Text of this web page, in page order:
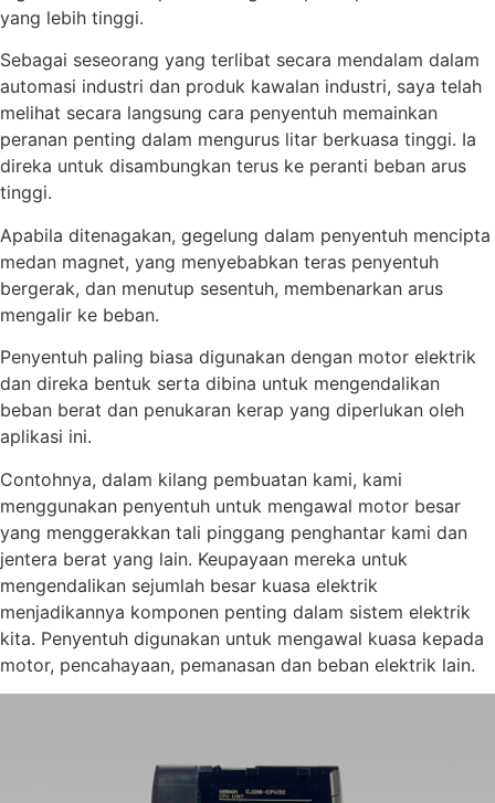
yang lebih tinggi.
Sebagai seseorang yang terlibat secara mendalam dalam
automasi industri dan produk kawalan industri, saya telah
melihat secara langsung cara penyentuh memainkan
peranan penting dalam mengurus litar berkuasa tinggi. Ia
direka untuk disambungkan terus ke peranti beban arus
tinggi.
Apabila ditenagakan, gegelung dalam penyentuh mencipta
medan magnet, yang menyebabkan teras penyentuh
bergerak, dan menutup sesentuh, membenarkan arus
mengalir ke beban.
Penyentuh paling biasa digunakan dengan motor elektrik
dan direka bentuk serta dibina untuk mengendalikan
beban berat dan penukaran kerap yang diperlukan oleh
aplikasi ini.
Contohnya, dalam kilang pembuatan kami, kami
menggunakan penyentuh untuk mengawal motor besar
yang menggerakkan tali pinggang penghantar kami dan
jentera berat yang lain. Keupayaan mereka untuk
mengendalikan sejumlah besar kuasa elektrik
menjadikannya komponen penting dalam sistem elektrik
kita. Penyentuh digunakan untuk mengawal kuasa kepada
motor, pencahayaan, pemanasan dan beban elektrik lain.